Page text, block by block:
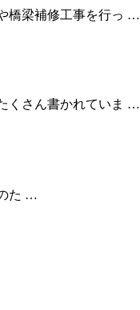
橋梁補修工事を行っ …
くさん書かれていま …
た …